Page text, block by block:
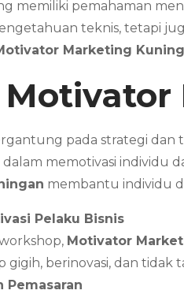
memiliki pemahaman
teknis, tetapi
Marketing
pada strategi
memotivasi individu
membantu individu
Pelaku Bisnis
Motivator
gigih, berinovasi, dan
Pemasaran